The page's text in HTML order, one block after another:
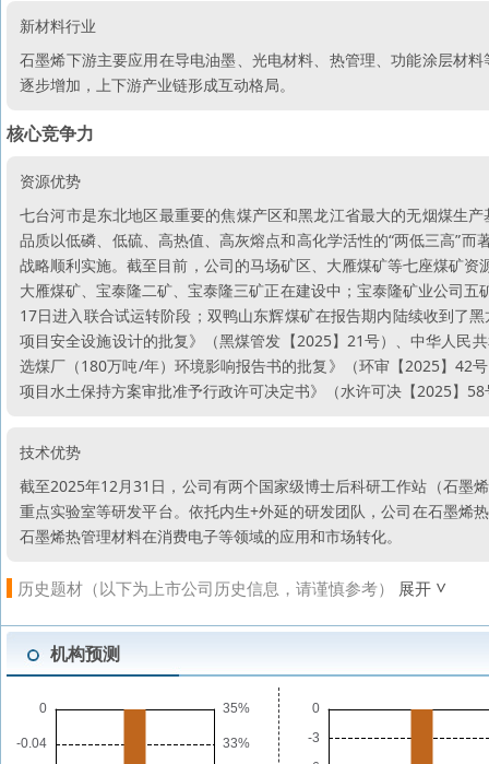
新材料行业
石墨烯下游主要应用在导电油墨、光电材料、热管理、功能涂层材
逐步增加，上下游产业链形成互动格局。
核心竞争力
资源优势
七台河市是东北地区最重要的焦煤产区和黑龙江省最大的无烟煤生
品质以低磷、低硫、高热值、高灰熔点和高化学活性的“两低三高”
战略顺利实施。截至目前，公司的马场矿区、大雁煤矿等七座煤矿
大雁煤矿、宝泰隆二矿、宝泰隆三矿正在建设中；宝泰隆矿业公司
17日进入联合试运转阶段；双鸭山东辉煤矿在报告期内陆续收到了
项目安全设施设计的批复》（黑煤管发【2025】21号）、中华人民
选煤厂（180万吨/年）环境影响报告书的批复》（环审【2025】42
项目水土保持方案审批准予行政许可决定书》（水许可决【2025】
技术优势
截至2025年12月31日，公司有两个国家级博士后科研工作站（石墨
重点实验室等研发平台。依托内生+外延的研发团队，公司在石墨烯
石墨烯热管理材料在消费电子等领域的应用和市场转化。
历史题材（以下为上市公司历史信息，请谨慎参考） 展开
机构预测